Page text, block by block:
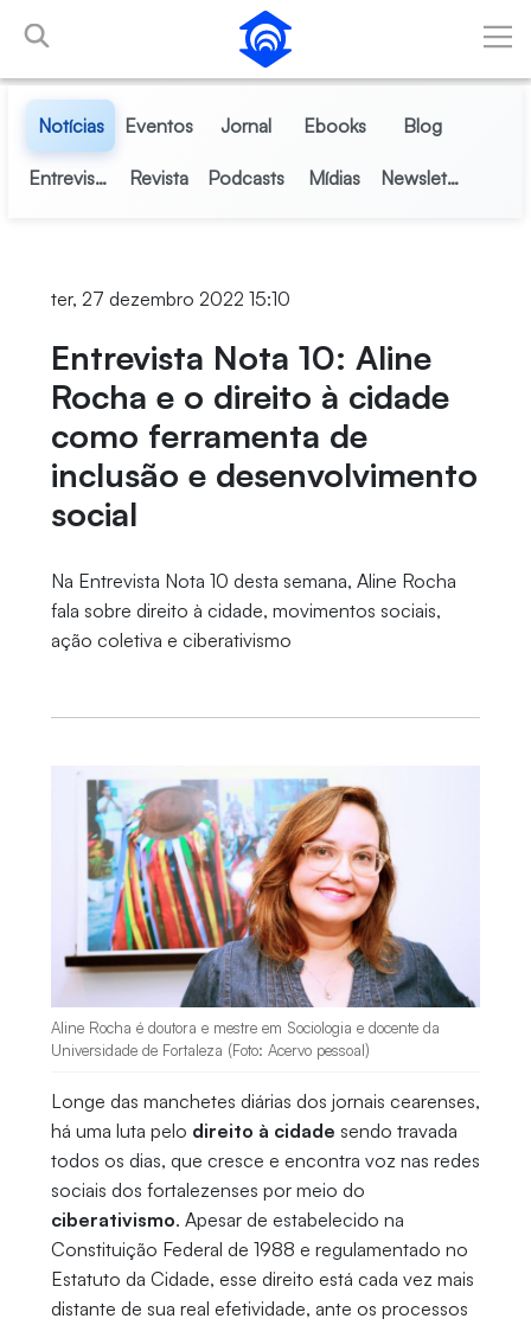
Pular para o Conteúdo principal
Notícias Eventos Jornal Ebooks Blog
Entrevistas Revista Podcasts Mídias Newsletter
ter, 27 dezembro 2022 15:10
Entrevista Nota 10: Aline
Rocha e o direito à cidade
como ferramenta de
inclusão e desenvolvimento
social
Na Entrevista Nota 10 desta semana, Aline Rocha
fala sobre direito à cidade, movimentos sociais,
ação coletiva e ciberativismo
Aline Rocha é doutora e mestre em Sociologia e docente da
Universidade de Fortaleza (Foto: Acervo pessoal)
Longe das manchetes diárias dos jornais cearenses,
há uma luta pelo direito à cidade sendo travada
todos os dias, que cresce e encontra voz nas redes
sociais dos fortalezenses por meio do
ciberativismo. Apesar de estabelecido na
Constituição Federal de 1988 e regulamentado no
Estatuto da Cidade, esse direito está cada vez mais
distante de sua real efetividade, ante os processos